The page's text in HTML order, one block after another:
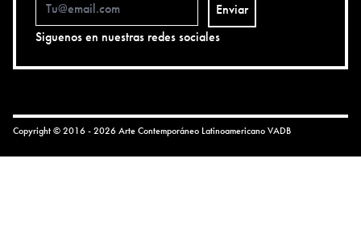
Enviar
Siguenos en nuestras redes sociales
Copyright © 2016 - 2026 Arte Contemporáneo LatinoamericanoVADB